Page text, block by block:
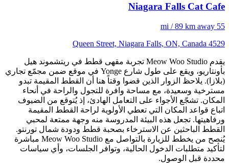
Niagara Falls Cat Cafe
55 mi / 89 km away
4529 Queen Street, Niagara Falls, ON, Canada
يقدم Meow Woo Studio تجربة مقهى قطط في ريتشموند هيل
بأونتاريو، ويقع على طول شارع Yonge في موقع ضمن مجمّع تجاري
(بلازا). يلاحظ الزوار الذين قضوا وقتاً هنا أن القطط المقيمة تبدو
مسترخية وسعيدة، مع مساحة وافرة للتجول والراحة في أنحاء
المكان. تشجّع الأجواء على التعامل الهادئ، إذ يُتوقع من الضيوف
اتباع قواعد المكان التي تعطي الأولوية لراحة القطط المقيمة
ورفاهيتها. تجعل هذه البيئة المدروسة منه وجهة ممتعة لمحبي
القطط الباحثين عن الاسترخاء بصحبة قطط ودودة شمال تورنتو.
يُنصح من يخطط للزيارة بالتواصل مع Meow Woo Studio مباشرة
لتأكيد متطلبات الدخول الحالية، وتوافر الجلسات، وأي سياسات
محددة قبل الوصول.